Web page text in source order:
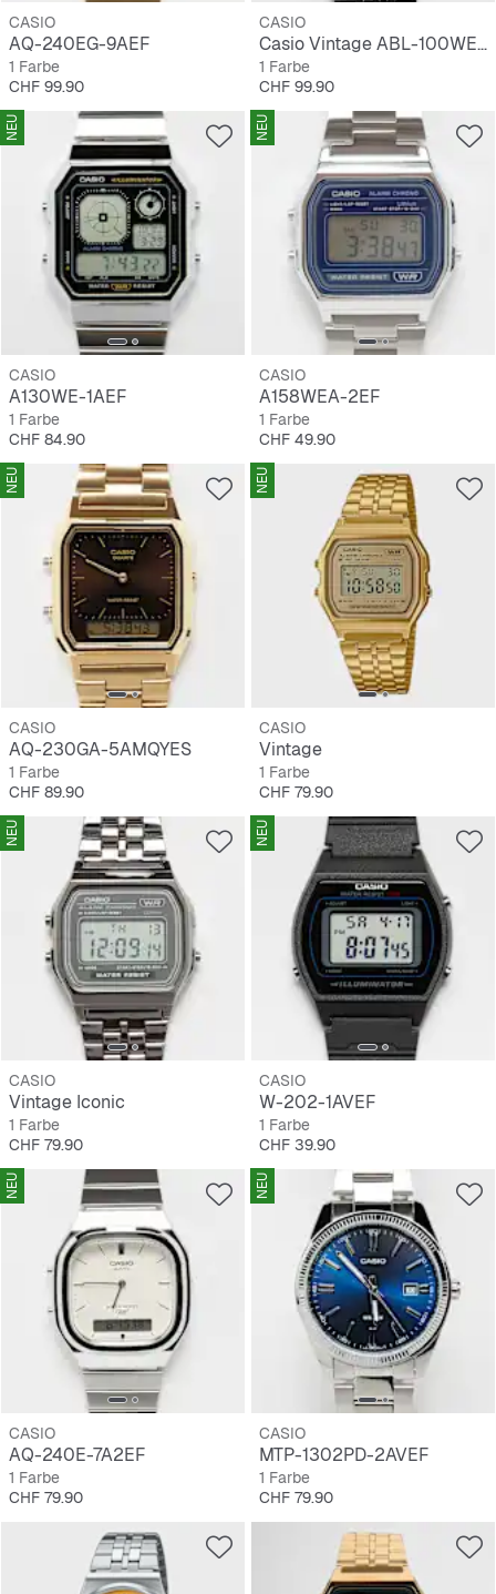
CASIO
AQ-240EG-9AEF
1 Farbe
Preis
CHF 99.90
CASIO
Casio Vintage ABL-100WE-1AEF
1 Farbe
Preis
CHF 99.90
NEU
CASIO
A130WE-1AEF
1 Farbe
Preis
CHF 84.90
NEU
CASIO
A158WEA-2EF
1 Farbe
Preis
CHF 49.90
NEU
CASIO
AQ-230GA-5AMQYES
1 Farbe
Preis
CHF 89.90
NEU
CASIO
Vintage
1 Farbe
Preis
CHF 79.90
NEU
CASIO
Vintage Iconic
1 Farbe
Preis
CHF 79.90
NEU
CASIO
W-202-1AVEF
1 Farbe
Preis
CHF 39.90
NEU
CASIO
AQ-240E-7A2EF
1 Farbe
Preis
CHF 79.90
NEU
CASIO
MTP-1302PD-2AVEF
1 Farbe
Preis
CHF 79.90